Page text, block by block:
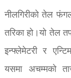
नीलगिरीको तेल
तरिका हो।यो तेल
इन्फ्लेमेटरी र
यसमा अचम्मको